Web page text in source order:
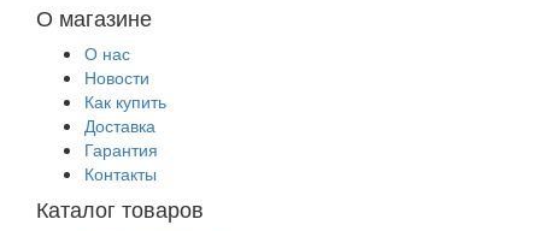
О магазине
О нас
Новости
Как купить
Доставка
Гарантия
Контакты
Каталог товаров